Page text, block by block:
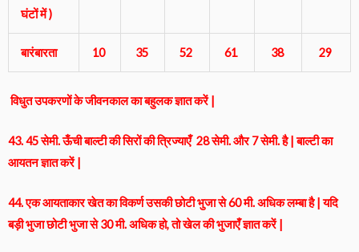
घंटों में )
बारंबारता 10 35 52 61 38 29
विधुत उपकरणों के जीवनकाल का बहुलक ज्ञात करें |
43. 45 सेमी. ऊँची बाल्टी की सिरों की त्रिज्याएँ 28 सेमी. और 7 सेमी. है | बाल्टी का
आयतन ज्ञात करें |
44. एक आयताकार खेत का विकर्ण उसकी छोटी भुजा से 60 मी. अधिक लम्बा है | यदि
बड़ी भुजा छोटी भुजा से 30 मी. अधिक हो, तो खेल की भुजाएँ ज्ञात करें |